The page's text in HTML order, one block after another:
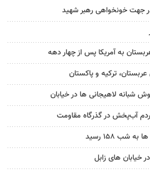
در جهت خونخواهی رهبر شهید
به آمریکا پس از چهار دهه
ترکیه و پاکستان
شبانه لاهیجانی ها در خیابان
شب ۱۵۸ رسید